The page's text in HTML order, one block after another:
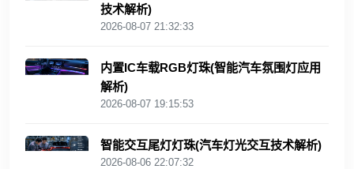
技术解析)
2026-08-07 21:32:33
内置IC车载RGB灯珠(智能汽车氛围灯应用
解析)
2026-08-07 19:15:53
智能交互尾灯灯珠(汽车灯光交互技术解析)
2026-08-06 22:07:32